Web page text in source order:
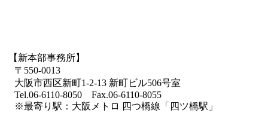
【新本部事務所】
〒550-0013
大阪市西区新町1-2-13 新町ビル506号室
Tel.06-6110-8050 Fax.06-6110-8055
※最寄り駅：大阪メトロ 四つ橋線「四ツ橋駅」